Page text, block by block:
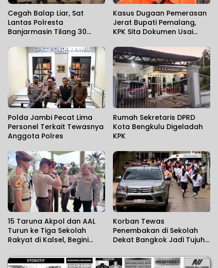
Cegah Balap Liar, Sat
Lantas Polresta
Banjarmasin Tilang 30
Kasus Dugaan Pemerasan
Jerat Bupati Pemalang,
KPK Sita Dokumen Usai
Wilayah
Polda Jambi Pecat Lima
Personel Terkait Tewasnya
Anggota Polres
Rumah Sekretaris DPRD
Kota Bengkulu Digeladah
KPK
15 Taruna Akpol dan AAL
Turun ke Tiga Sekolah
Rakyat di Kalsel, Begini
Korban Tewas
Penembakan di Sekolah
Dekat Bangkok Jadi Tujuh